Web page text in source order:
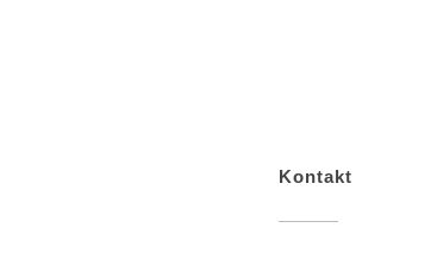
Kontakt